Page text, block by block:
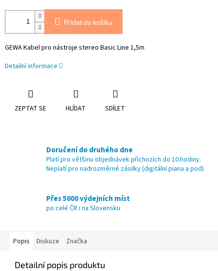
Přidat do košíku
GEWA Kabel pro nástroje stereo Basic Line 1,5m
Detailní informace
ZEPTAT SE HLÍDAT SDÍLET
Doručení do druhého dne
Platí pro většinu objednávek příchozích do 10.hodiny.
Neplatí pro nadrozměrné zásilky (digitální piana a pod)
Přes 5000 výdejních míst
po celé ČR i na Slovensku
Popis Diskuze Značka
Detailní popis produktu